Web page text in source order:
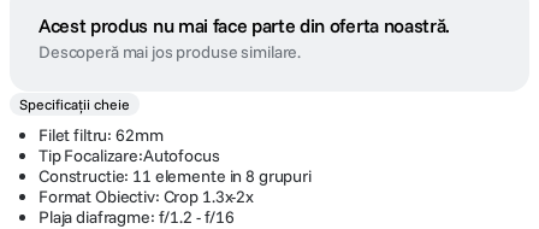
Acest produs nu mai face parte din oferta noastră.
Descoperă mai jos produse similare.
Specificații cheie
Filet filtru: 62mm
Tip Focalizare:Autofocus
Constructie: 11 elemente in 8 grupuri
Format Obiectiv: Crop 1.3x-2x
Plaja diafragme: f/1.2 - f/16